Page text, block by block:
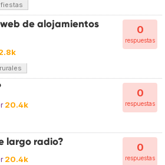
fiestas
0
respuestas
de alojamientos
0
respuestas
20.4k
0
respuestas
largo radio?
20.4k